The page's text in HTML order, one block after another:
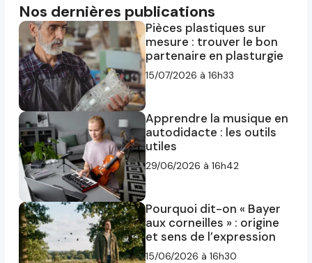
Nos dernières publications
Pièces plastiques sur
mesure : trouver le bon
partenaire en plasturgie
15/07/2026 à 16h33
Apprendre la musique en
autodidacte : les outils
utiles
29/06/2026 à 16h42
Pourquoi dit-on « Bayer
aux corneilles » : origine
et sens de l’expression
15/06/2026 à 16h30